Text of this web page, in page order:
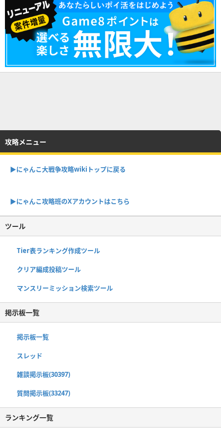
攻略メニュー
▶︎にゃんこ大戦争攻略wikiトップに戻る
▶︎にゃんこ攻略班のXアカウントはこちら
ツール
Tier表ランキング作成ツール
クリア編成投稿ツール
マンスリーミッション検索ツール
掲示板一覧
掲示板一覧
スレッド
雑談掲示板(30397)
質問掲示板(33247)
ランキング一覧